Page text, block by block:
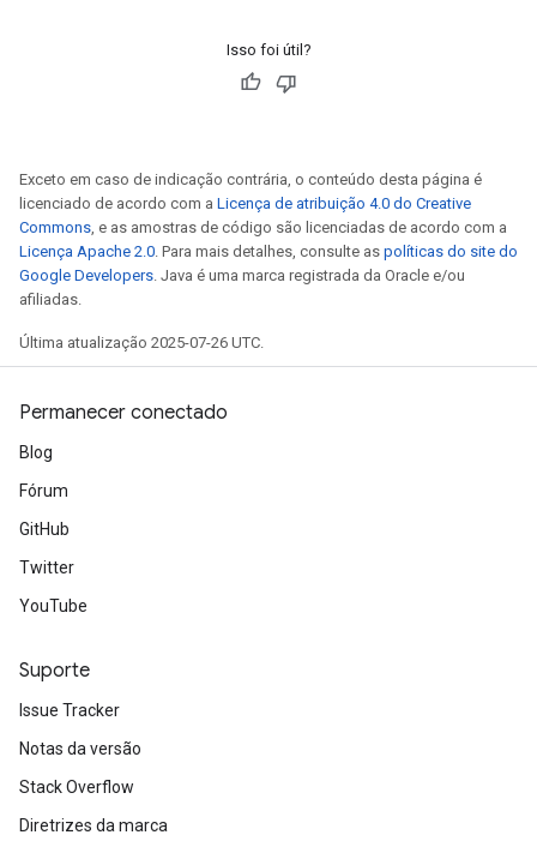
Isso foi útil?
Exceto em caso de indicação contrária, o conteúdo desta página é
licenciado de acordo com a Licença de atribuição 4.0 do Creative
Commons , e as amostras de código são licenciadas de acordo com a
Licença Apache 2.0 . Para mais detalhes, consulte as políticas do site do
Google Developers . Java é uma marca registrada da Oracle e/ou
afiliadas.
Última atualização 2025-07-26 UTC.
Permanecer conectado
Blog
Fórum
GitHub
Twitter
YouTube
Suporte
Issue Tracker
Notas da versão
Stack Overflow
Diretrizes da marca